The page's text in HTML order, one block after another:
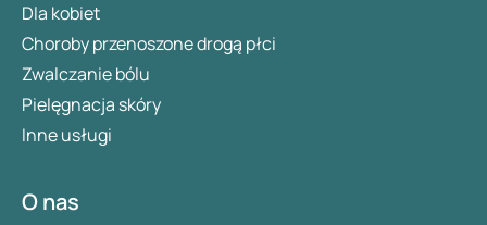
Dla kobiet
Choroby przenoszone drogą płci
Zwalczanie bólu
Pielęgnacja skóry
Inne usługi
O nas